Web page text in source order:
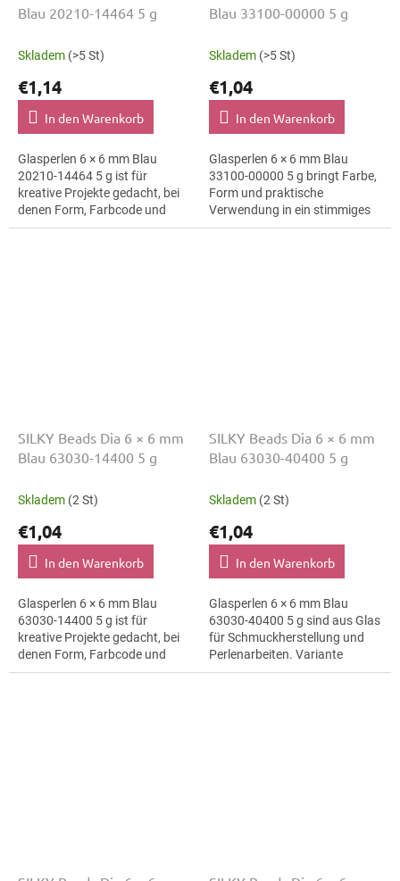
Blau 20210-14464 5 g
Skladem (>5 St)
€1,14
In den Warenkorb
Glasperlen 6 × 6 mm Blau
20210-14464 5 g ist für
kreative Projekte gedacht, bei
denen Form, Farbcode und
Material klar erkennbar bleiben.
Blau 33100-00000 5 g
Skladem (>5 St)
€1,04
In den Warenkorb
Glasperlen 6 × 6 mm Blau
33100-00000 5 g bringt Farbe,
Form und praktische
Verwendung in ein stimmiges
Schmuckprojekt. Variante
SILKY Beads Dia 6 × 6 mm
Blau 63030-14400 5 g
Skladem (2 St)
€1,04
In den Warenkorb
Glasperlen 6 × 6 mm Blau
63030-14400 5 g ist für
kreative Projekte gedacht, bei
denen Form, Farbcode und
Material klar erkennbar bleiben.
SILKY Beads Dia 6 × 6 mm
Blau 63030-40400 5 g
Skladem (2 St)
€1,04
In den Warenkorb
Glasperlen 6 × 6 mm Blau
63030-40400 5 g sind aus Glas
für Schmuckherstellung und
Perlenarbeiten. Variante
63030-40400 eignet sich für